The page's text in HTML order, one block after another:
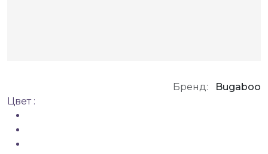
Бренд:
Bugaboo
Цвет :